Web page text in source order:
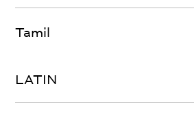
Tamil
LATIN